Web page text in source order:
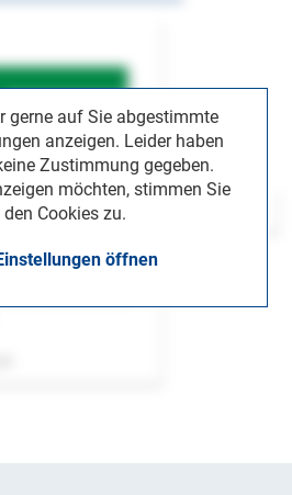
gerne auf Sie abgestimmte
anzeigen. Leider haben
Zustimmung gegeben.
möchten, stimmen Sie
Cookies zu.
öffnen